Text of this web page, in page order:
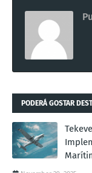
PODERÁ GOSTAR